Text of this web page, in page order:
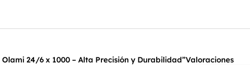
Valoraciones
24/6 x 1000 – Alta Precisión y Durabilidad”